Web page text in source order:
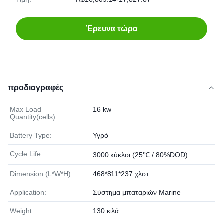
Έρευνα τώρα
προδιαγραφές
Max Load
Quantity(cells):
16 kw
Battery Type: Υγρό
Cycle Life: 3000 κύκλοι (25℃ / 80%DOD)
Dimension (L*W*H): 468*811*237 χλστ
Application: Σύστημα μπαταριών Marine
Weight: 130 κιλά